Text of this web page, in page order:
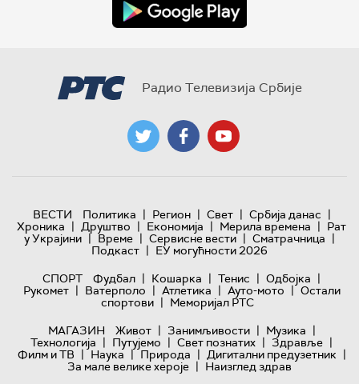
Радио Телевизија Србије
ВЕСТИ Политика | Регион | Свет | Србија данас |
Хроника | Друштво | Економија | Мерила времена | Рат
у Украјини | Време | Сервисне вести | Сматрачница |
Подкаст | ЕУ могућности 2026
СПОРТ
Фудбал | Кошарка | Тенис | Одбојка |
Рукомет | Ватерполо | Атлетика | Ауто-мото | Остали
спортови | Меморијал РТС
МАГАЗИН
Живот | Занимљивости | Музика |
Технологијa | Путујемо | Свет познатих | Здравље |
Филм и ТВ | Наука | Природа | Дигитални предузетник |
За мале велике хероје | Наизглед здрав